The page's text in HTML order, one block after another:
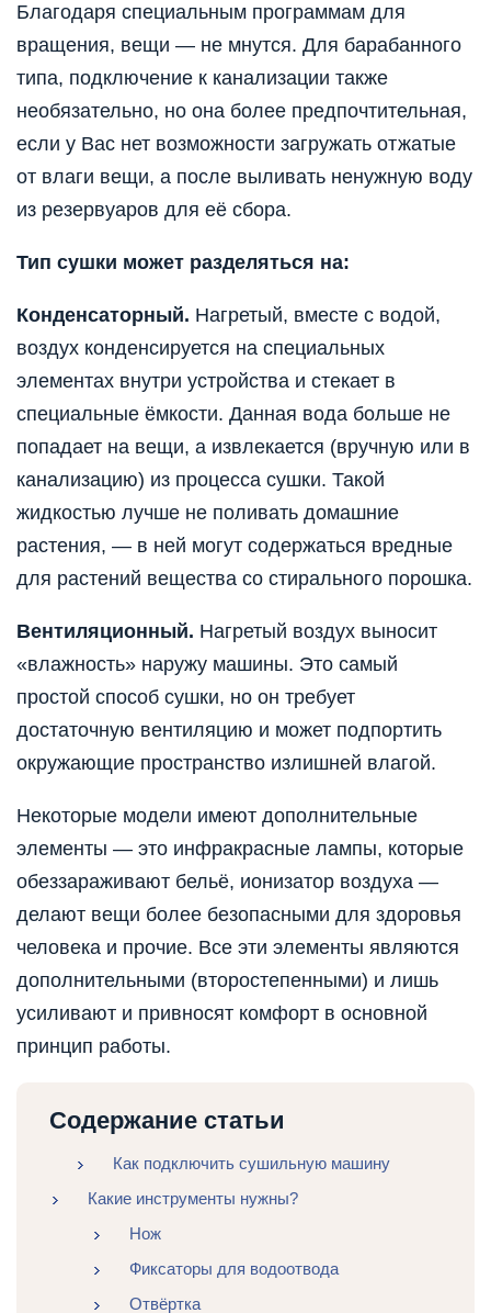
Благодаря специальным программам для
вращения, вещи — не мнутся. Для барабанного
типа, подключение к канализации также
необязательно, но она более предпочтительная,
если у Вас нет возможности загружать отжатые
от влаги вещи, а после выливать ненужную воду
из резервуаров для её сбора.
Тип сушки может разделяться на:
Конденсаторный. Нагретый, вместе с водой,
воздух конденсируется на специальных
элементах внутри устройства и стекает в
специальные ёмкости. Данная вода больше не
попадает на вещи, а извлекается (вручную или в
канализацию) из процесса сушки. Такой
жидкостью лучше не поливать домашние
растения, — в ней могут содержаться вредные
для растений вещества со стирального порошка.
Вентиляционный. Нагретый воздух выносит
«влажность» наружу машины. Это самый
простой способ сушки, но он требует
достаточную вентиляцию и может подпортить
окружающие пространство излишней влагой.
Некоторые модели имеют дополнительные
элементы — это инфракрасные лампы, которые
обеззараживают бельё, ионизатор воздуха —
делают вещи более безопасными для здоровья
человека и прочие. Все эти элементы являются
дополнительными (второстепенными) и лишь
усиливают и привносят комфорт в основной
принцип работы.
Содержание статьи
Как подключить сушильную машину
Какие инструменты нужны?
Нож
Фиксаторы для водоотвода
Отвёртка